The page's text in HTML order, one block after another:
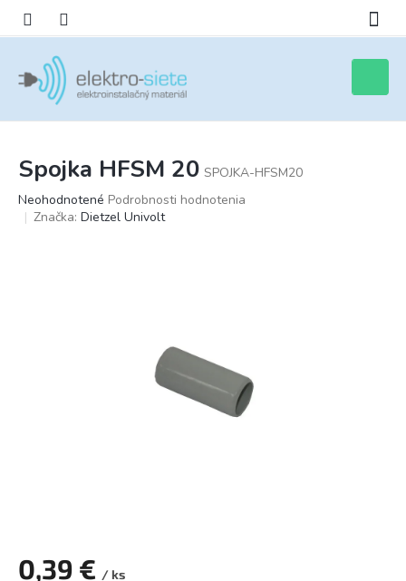
obsah
košík
Spojka HFSM 20 SPOJKA-HFSM20
Priemerné
hodnotenie
Neohodnotené Podrobnosti hodnotenia
Značka: Dietzel Univolt
0,39 € / ks